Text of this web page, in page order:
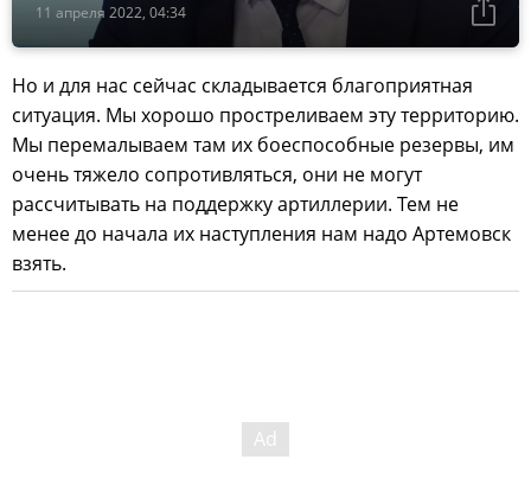
11 апреля 2022, 04:34
Но и для нас сейчас складывается благоприятная
ситуация. Мы хорошо простреливаем эту территорию.
Мы перемалываем там их боеспособные резервы, им
очень тяжело сопротивляться, они не могут
рассчитывать на поддержку артиллерии. Тем не
менее до начала их наступления нам надо Артемовск
взять.